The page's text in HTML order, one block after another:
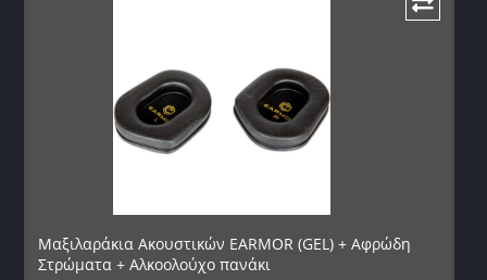
Μαξιλαράκια Ακουστικών EARMOR (GEL) + Αφρώδη
Στρώματα + Αλκοολούχο πανάκι